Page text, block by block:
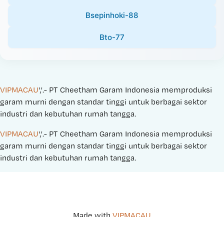
Bsepinhoki-88
Bto-77
VIPMACAU','.- PT Cheetham Garam Indonesia memproduksi
garam murni dengan standar tinggi untuk berbagai sektor
industri dan kebutuhan rumah tangga.
VIPMACAU','.- PT Cheetham Garam Indonesia memproduksi
garam murni dengan standar tinggi untuk berbagai sektor
industri dan kebutuhan rumah tangga.
Made with VIPMACAU